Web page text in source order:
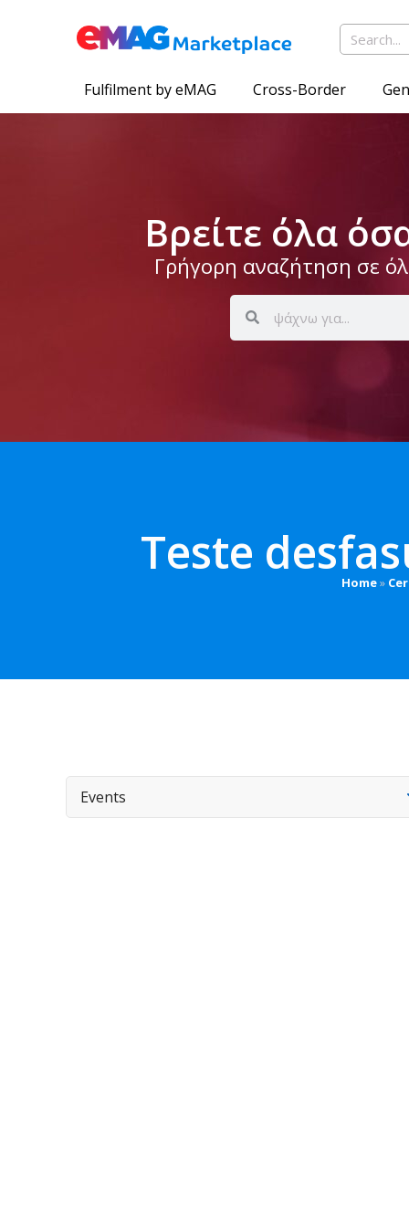
Fulfilment by eMAG Cross-Border
Βρείτε όλα
Γρήγορη αναζήτηση σε
Teste
Home»
Events